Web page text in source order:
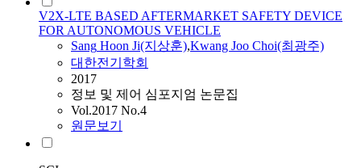
V2X-LTE BASED AFTERMARKET SAFETY DEVICE
FOR AUTONOMOUS VEHICLE
Sang Hoon Ji(지상훈),Kwang Joo Choi(최광주)
대한전기학회
2017
정보 및 제어 심포지엄 논문집
Vol.2017 No.4
원문보기